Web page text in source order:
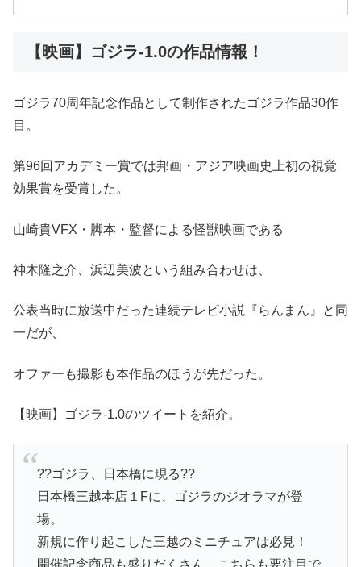
【映画】ゴジラ-1.0の作品情報！
ゴジラ70周年記念作品として制作されたゴジラ作品30作
目。
第96回アカデミー賞では邦画・アジア映画史上初の視覚
効果賞を受賞した。
山崎貴VFX・脚本・監督による怪獣映画である
神木隆之介、浜辺美波という組み合わせは、
公表当時に放送中だった連続テレビ小説『らんまん』と同
一だが、
オファーも撮影も本作品のほうが先だった。
【映画】ゴジラ-1.0のツイートを紹介。
??ゴジラ、日本橋に現る??
日本橋三越本店１Fに、ゴジラのジオラマが登
場。
新規に作り起こした三越のミニチュアは必見！
開催記念商品も盛りだくさん、こちらも要注目で